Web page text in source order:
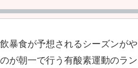
食が予想されるシーズンがや
朝一で行う有酸素運動のラン